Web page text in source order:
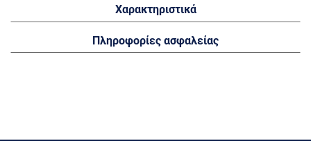
Χαρακτηριστικά
Πληροφορίες ασφαλείας